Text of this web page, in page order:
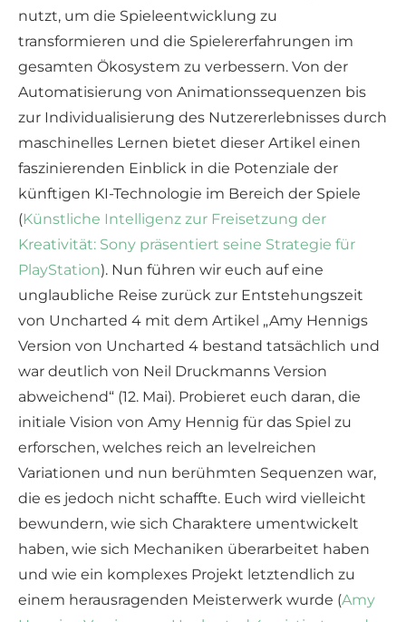
nutzt, um die Spieleentwicklung zu
transformieren und die Spielererfahrungen im
gesamten Ökosystem zu verbessern. Von der
Automatisierung von Animationssequenzen bis
zur Individualisierung des Nutzererlebnisses durch
maschinelles Lernen bietet dieser Artikel einen
faszinierenden Einblick in die Potenziale der
künftigen KI-Technologie im Bereich der Spiele
(Künstliche Intelligenz zur Freisetzung der
Kreativität: Sony präsentiert seine Strategie für
PlayStation). Nun führen wir euch auf eine
unglaubliche Reise zurück zur Entstehungszeit
von Uncharted 4 mit dem Artikel „Amy Hennigs
Version von Uncharted 4 bestand tatsächlich und
war deutlich von Neil Druckmanns Version
abweichend“ (12. Mai). Probieret euch daran, die
initiale Vision von Amy Hennig für das Spiel zu
erforschen, welches reich an levelreichen
Variationen und nun berühmten Sequenzen war,
die es jedoch nicht schaffte. Euch wird vielleicht
bewundern, wie sich Charaktere umentwickelt
haben, wie sich Mechaniken überarbeitet haben
und wie ein komplexes Projekt letztendlich zu
einem herausragenden Meisterwerk wurde (Amy